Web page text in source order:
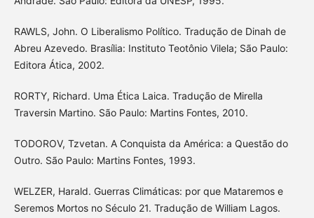
RAWLS, John. O Liberalismo Político. Tradução de Dinah de
Abreu Azevedo. Brasília: Instituto Teotônio Vilela; São Paulo:
Editora Ática, 2002.
RORTY, Richard. Uma Ética Laica. Tradução de Mirella
Traversin Martino. São Paulo: Martins Fontes, 2010.
TODOROV, Tzvetan. A Conquista da América: a Questão do
Outro. São Paulo: Martins Fontes, 1993.
WELZER, Harald. Guerras Climáticas: por que Mataremos e
Seremos Mortos no Século 21. Tradução de William Lagos.